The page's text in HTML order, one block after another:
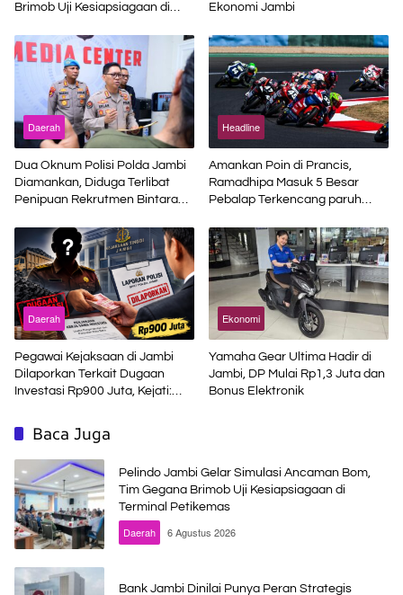
Brimob Uji Kesiapsiagaan di
Ekonomi Jambi
Daerah
Dua Oknum Polisi Polda Jambi
Diamankan, Diduga Terlibat
Penipuan Rekrutmen Bintara
Headline
Amankan Poin di Prancis,
Ramadhipa Masuk 5 Besar
Pebalap Terkencang paruh
Daerah
Pegawai Kejaksaan di Jambi
Dilaporkan Terkait Dugaan
Investasi Rp900 Juta, Kejati:
Ekonomi
Yamaha Gear Ultima Hadir di
Jambi, DP Mulai Rp1,3 Juta dan
Bonus Elektronik
Baca Juga
Pelindo Jambi Gelar Simulasi Ancaman Bom,
Tim Gegana Brimob Uji Kesiapsiagaan di
Terminal Petikemas
Daerah 6 Agustus 2026
Bank Jambi Dinilai Punya Peran Strategis